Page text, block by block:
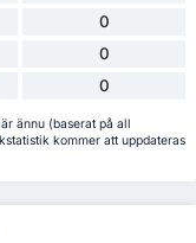
0
0
0
ännu (baserat på all
kommer att uppdateras